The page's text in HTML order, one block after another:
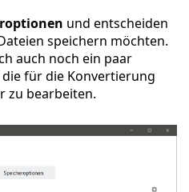
und entscheiden
speichern möchten.
auch noch ein paar
für die Konvertierung
zu bearbeiten.